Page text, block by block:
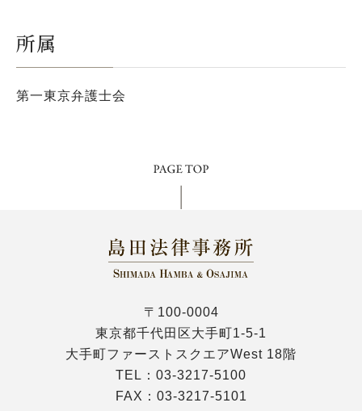
所属
第一東京弁護士会
〒100-0004
東京都千代田区大手町1-5-1
大手町ファーストスクエアWest 18階
TEL： 03-3217-5100
FAX：03-3217-5101